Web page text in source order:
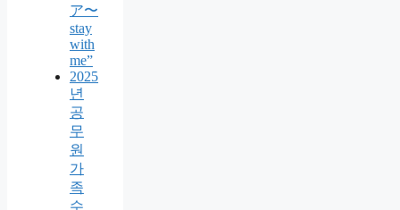
ア〜
stay
with
me”
2025
년
공
무
원
가
족
수